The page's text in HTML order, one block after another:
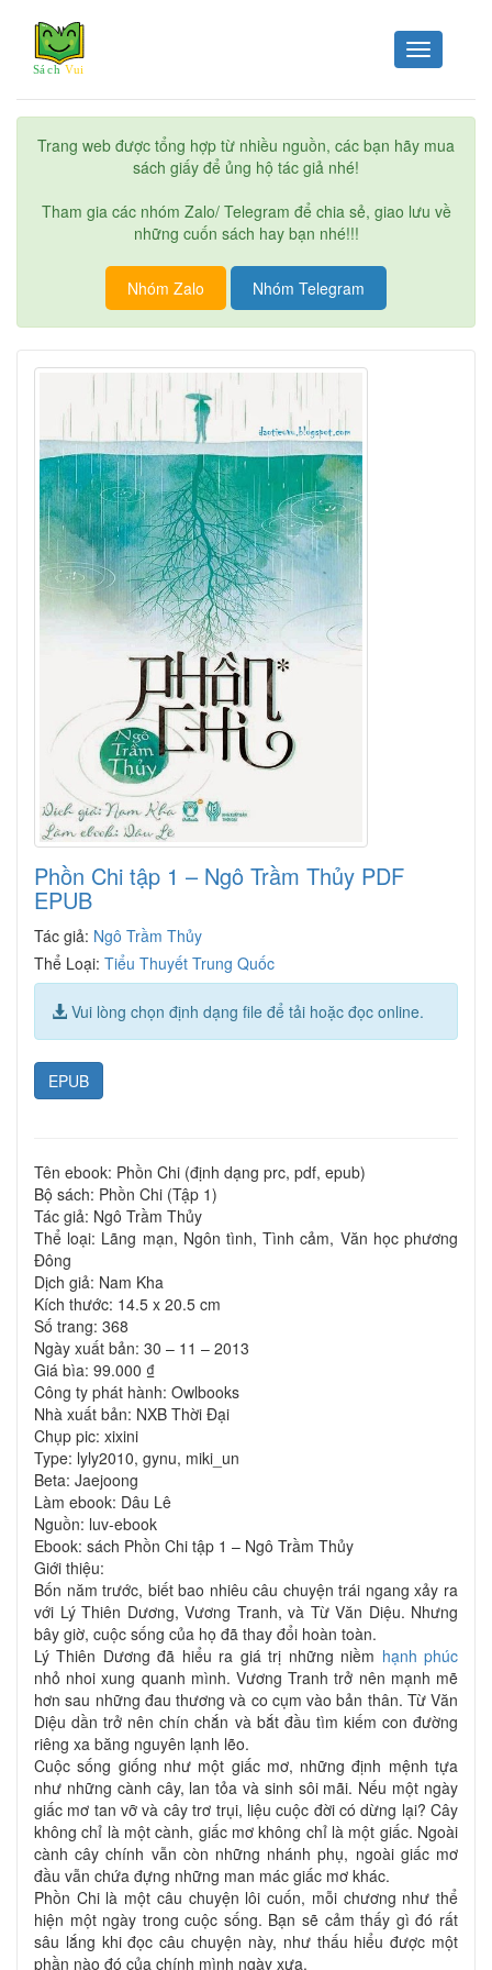
Toggle
navigation
Trang web được tổng hợp từ nhiều nguồn, các bạn hãy mua
sách giấy để ủng hộ tác giả nhé!
Tham gia các nhóm Zalo/ Telegram để chia sẻ, giao lưu về
những cuốn sách hay bạn nhé!!!
Nhóm Zalo Nhóm Telegram
Phồn Chi tập 1 – Ngô Trầm Thủy PDF
EPUB
Tác giả: Ngô Trầm Thủy
Thể Loại: Tiểu Thuyết Trung Quốc
Vui lòng chọn định dạng file để tải hoặc đọc online.
EPUB
Tên ebook: Phồn Chi (định dạng prc, pdf, epub)
Bộ sách: Phồn Chi (Tập 1)
Tác giả: Ngô Trầm Thủy
Thể loại: Lãng mạn, Ngôn tình, Tình cảm, Văn học phương
Đông
Dịch giả: Nam Kha
Kích thước: 14.5 x 20.5 cm
Số trang: 368
Ngày xuất bản: 30 – 11 – 2013
Giá bìa: 99.000 ₫
Công ty phát hành: Owlbooks
Nhà xuất bản: NXB Thời Đại
Chụp pic: xixini
Type: lyly2010, gynu, miki_un
Beta: Jaejoong
Làm ebook: Dâu Lê
Nguồn: luv-ebook
Ebook: sách Phồn Chi tập 1 – Ngô Trầm Thủy
Giới thiệu:
Bốn năm trước, biết bao nhiêu câu chuyện trái ngang xảy ra
với Lý Thiên Dương, Vương Tranh, và Từ Văn Diệu. Nhưng
bây giờ, cuộc sống của họ đã thay đổi hoàn toàn.
Lý Thiên Dương đã hiểu ra giá trị những niềm hạnh phúc
nhỏ nhoi xung quanh mình. Vương Tranh trở nên mạnh mẽ
hơn sau những đau thương và co cụm vào bản thân. Từ Văn
Diệu dần trở nên chín chắn và bắt đầu tìm kiếm con đường
riêng xa băng nguyên lạnh lẽo.
Cuộc sống giống như một giấc mơ, những định mệnh tựa
như những cành cây, lan tỏa và sinh sôi mãi. Nếu một ngày
giấc mơ tan vỡ và cây trơ trụi, liệu cuộc đời có dừng lại? Cây
không chỉ là một cành, giấc mơ không chỉ là một giấc. Ngoài
cành cây chính vẫn còn những nhánh phụ, ngoài giấc mơ
đầu vẫn chứa đựng những man mác giấc mơ khác.
Phồn Chi là một câu chuyện lôi cuốn, mỗi chương như thể
hiện một ngày trong cuộc sống. Bạn sẽ cảm thấy gì đó rất
sâu lắng khi đọc câu chuyện này, như thấu hiểu được một
phần nào đó của chính mình ngày xưa.